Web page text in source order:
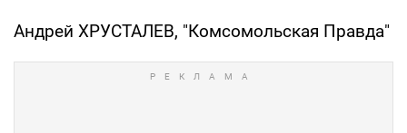
Андрей ХРУСТАЛЕВ, "Комсомольская Правда"